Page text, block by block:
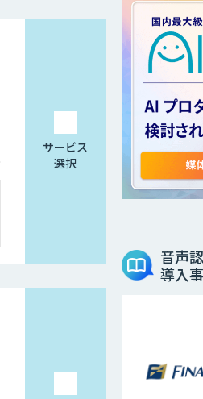
サービス
選択
音声
導入